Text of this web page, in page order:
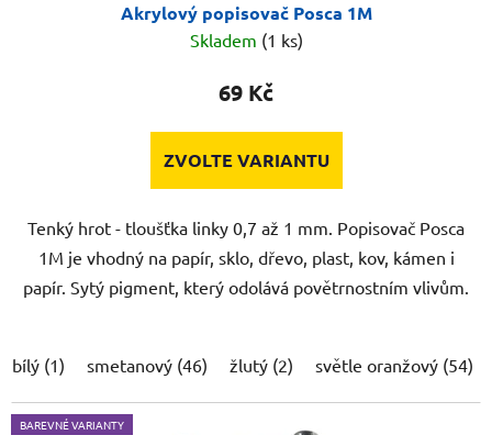
Akrylový popisovač Posca 1M
Skladem (1 ks)
69 Kč
ZVOLTE VARIANTU
Tenký hrot - tloušťka linky 0,7 až 1 mm. Popisovač Posca
1M je vhodný na papír, sklo, dřevo, plast, kov, kámen i
papír. Sytý pigment, který odolává povětrnostním vlivům.
bílý (1) smetanový (46) žlutý (2) světle oranžový (54)
BAREVNÉ VARIANTY